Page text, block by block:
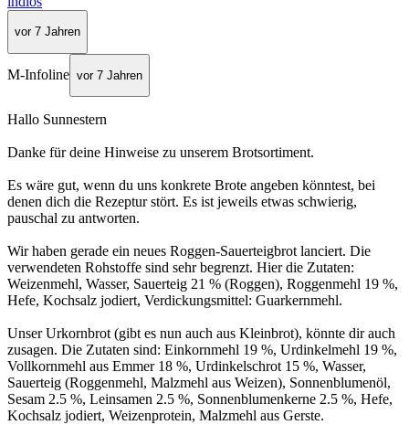
vor 7 Jahren
M-Infoline vor 7 Jahren
Hallo Sunnestern
Danke für deine Hinweise zu unserem Brotsortiment.
Es wäre gut, wenn du uns konkrete Brote angeben könntest, bei
denen dich die Rezeptur stört. Es ist jeweils etwas schwierig,
pauschal zu antworten.
Wir haben gerade ein neues Roggen-Sauerteigbrot lanciert. Die
verwendeten Rohstoffe sind sehr begrenzt. Hier die Zutaten:
Weizenmehl, Wasser, Sauerteig 21 % (Roggen), Roggenmehl 19 %,
Hefe, Kochsalz jodiert, Verdickungsmittel: Guarkernmehl.
Unser Urkornbrot (gibt es nun auch aus Kleinbrot), könnte dir auch
zusagen. Die Zutaten sind: Einkornmehl 19 %, Urdinkelmehl 19 %,
Vollkornmehl aus Emmer 18 %, Urdinkelschrot 15 %, Wasser,
Sauerteig (Roggenmehl, Malzmehl aus Weizen), Sonnenblumenöl,
Sesam 2.5 %, Leinsamen 2.5 %, Sonnenblumenkerne 2.5 %, Hefe,
Kochsalz jodiert, Weizenprotein, Malzmehl aus Gerste.